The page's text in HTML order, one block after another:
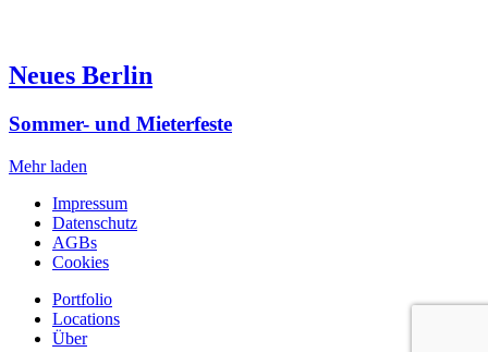
Neues Berlin
Sommer- und Mieterfeste
Mehr laden
Impressum
Datenschutz
AGBs
Cookies
Portfolio
Locations
Über